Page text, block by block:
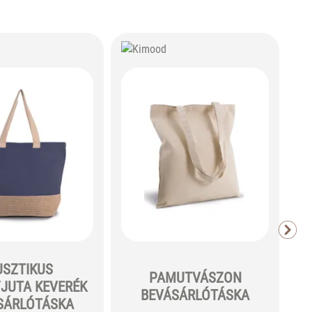
KEVERÉK
PAMUTVÁSZON
BEVÁSÁRLÓTÁSKA